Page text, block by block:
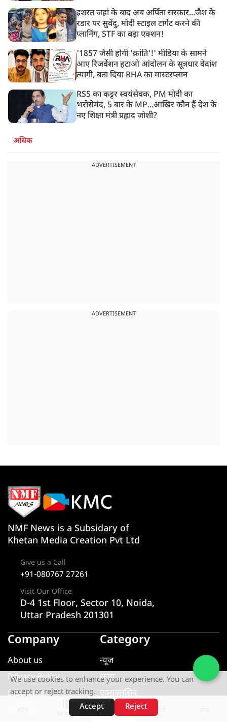
इशरत जहां के बाद अब अर्पिता सरकार...जैश के
रडार पर सुवेंदु, मोदी स्टाइल टार्गेट करने की
प्लानिंग, STF का बड़ा एक्शन!
'1857 जैसी होगी 'क्रांति'!' मीडिया के सामने
आए रिजर्वेशन हटाओ आंदोलन के सूत्रधार वेदांश
त्यागी, बता दिया RHA का मास्टरप्लान
RSS का कट्टर स्वयंसेवक, PM मोदी का
भरोसेमंद, 5 बार के MP...आखिर कौन हैं देश के
नए शिक्षा मंत्री प्रह्लाद जोशी?
अधिक
ADVERTISEMENT
ADVERTISEMENT
वेब स्टोरीज़
NMF News is a Subsidary of
Khetan Media Creation Pvt Ltd
Give us a Call
+91-080767 27261
Visit Our Office
D-4 1st Floor, Sector 10, Noida,
Uttar Pradesh 201301
Company
About us
Privacy Policy
Disclaimer
Category
न्यूज
राज्य
एक्सक्लूसिव
यूटीलिटी
We use cookies to enhance your experience. You can
accept or reject tracking.
Accept
Reject